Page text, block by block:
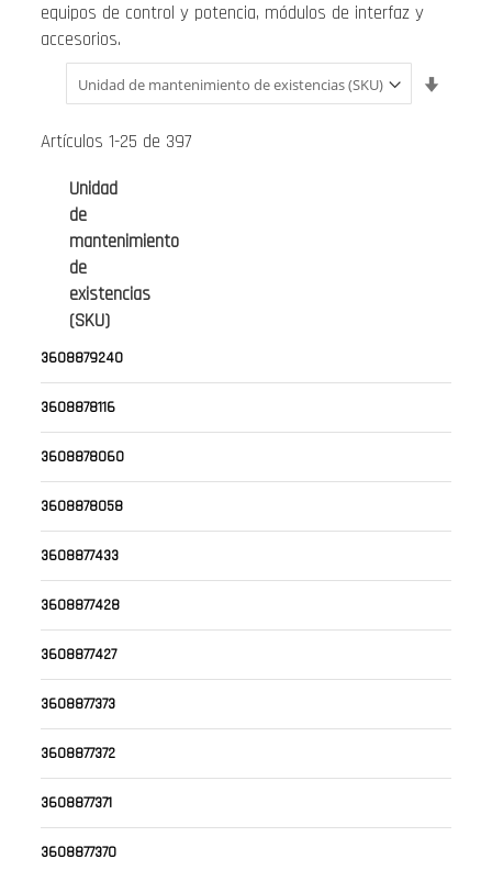
equipos de control y potencia, módulos de interfaz y
accesorios.
Artículos1-25 de 397
Unidad
de
mantenimiento
de
existencias
(SKU)
3608879240
3608878116
3608878060
3608878058
3608877433
3608877428
3608877427
3608877373
3608877372
3608877371
3608877370